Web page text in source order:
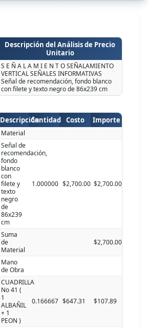
Descripción del Análisis de Precio
Unitario
S E Ñ A L A M I E N T O SEÑALAMIENTO
VERTICAL SEÑALES INFORMATIVAS
Señal de recomendación, fondo blanco
con filete y texto negro de 86x239 cm
DescripciónCantidad Costo Importe
Material
Señal de
recomendación,
fondo
blanco
con
filete y
texto
negro
de
86x239
cm
1.000000 $2,700.00 $2,700.00
Suma
de
Material
$2,700.00
Mano
de Obra
CUADRILLA
No 41 (
1
ALBAÑIL
+ 1
PEON )
0.166667 $647.31 $107.89